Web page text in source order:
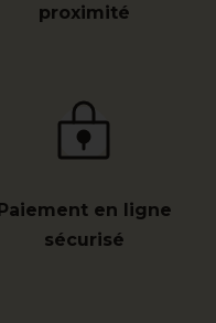
proximité
Paiement en ligne
sécurisé